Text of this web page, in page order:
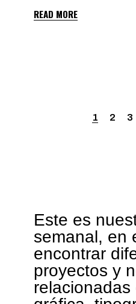
READ MORE
1 2 3
Este es
semanal, en
encontrar
proyectos y
relacionadas